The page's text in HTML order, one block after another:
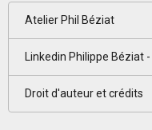
Atelier Phil Béziat
Linkedin Philippe Béziat
Droit d'auteur et crédits